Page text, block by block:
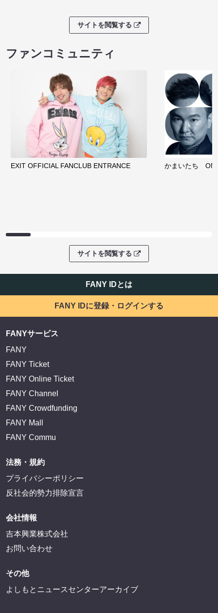
サイトを閲覧する
ファンコミュニティ
EXIT OFFICIAL FANCLUB ENTRANCE かまいたち
サイトを閲覧する
FANY IDとは
FANY IDに登録・ログインする
FANYサービス
FANY
FANY Ticket
FANY Online Ticket
FANY Channel
FANY Crowdfunding
FANY Mall
FANY Commu
法務・規約
プライバシーポリシー
反社会的勢力排除宣言
会社情報
吉本興業株式会社
お問い合わせ
その他
よしもとニュースセンターアーカイブ